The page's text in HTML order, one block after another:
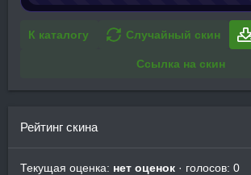
К каталогу Случайный скин
Ссылка на скин
Рейтинг скина
Текущая оценка: нет оценок · голосов: 0